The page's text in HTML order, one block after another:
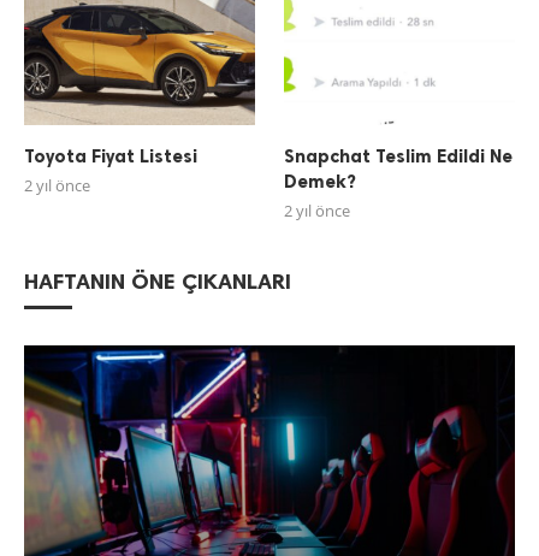
Toyota Fiyat Listesi
2 yıl önce
Snapchat Teslim Edildi Ne
Demek?
2 yıl önce
HAFTANIN ÖNE ÇIKANLARI